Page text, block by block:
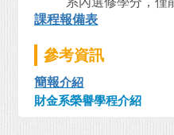
課程報備表
參考資訊
簡報介紹
財金系榮譽學程介紹